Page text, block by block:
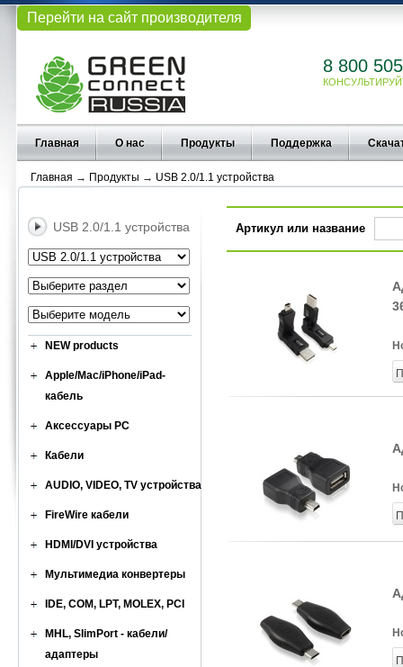
Перейти на сайт производителя
8 800
Главная О нас Продукты Поддержка
Главная → Продукты → USB 2.0/1.1 устройства
USB 2.0/1.1 устройства
NEW products
Apple/Mac/iPhone/iPad-
кабель
Аксессуары PC
Кабели
AUDIO, VIDEO, TV устройства
FireWire кабели
HDMI/DVI устройства
Мультимедиа конвертеры
IDE, COM, LPT, MOLEX, PCI
MHL, SlimPort - кабели/
адаптеры
Артикул или название